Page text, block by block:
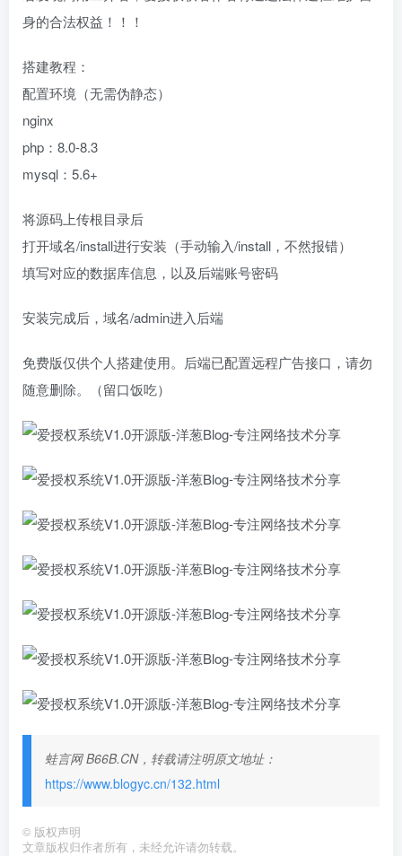
身的合法权益！！！
搭建教程：
配置环境（无需伪静态）
nginx
php：8.0-8.3
mysql：5.6+
将源码上传根目录后
打开域名/install进行安装（手动输入/install，不然报错）
填写对应的数据库信息，以及后端账号密码
安装完成后，域名/admin进入后端
免费版仅供个人搭建使用。后端已配置远程广告接口，请勿
随意删除。（留口饭吃）
蛙言网 B66B.CN，转载请注明原文地址：
https://www.blogyc.cn/132.html
© 版权声明
文章版权归作者所有，未经允许请勿转载。